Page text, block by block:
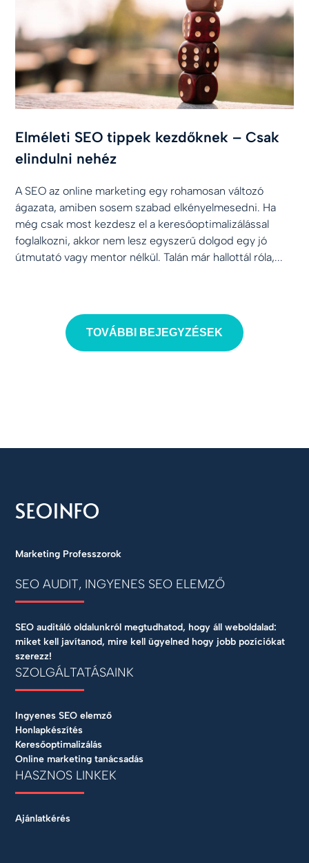
Elméleti SEO tippek kezdőknek – Csak
elindulni nehéz
A SEO az online marketing egy rohamosan változó
ágazata, amiben sosem szabad elkényelmesedni. Ha
még csak most kezdesz el a keresőoptimalizálással
foglalkozni, akkor nem lesz egyszerű dolgod egy jó
útmutató vagy mentor nélkül. Talán már hallottál róla,...
TOVÁBBI BEJEGYZÉSEK
Marketing Professzorok
SEO AUDIT, INGYENES SEO ELEMZŐ
SEO auditáló oldalunkról megtudhatod, hogy áll weboldalad:
miket kell javítanod, mire kell ügyelned hogy jobb pozíciókat
szerezz!
SZOLGÁLTATÁSAINK
Ingyenes SEO elemző
Honlapkészítés
Keresőoptimalizálás
Online marketing tanácsadás
HASZNOS LINKEK
Ajánlatkérés